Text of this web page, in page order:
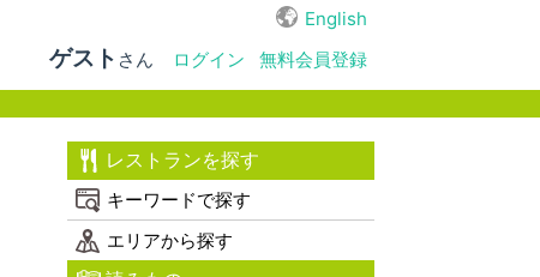
English
ゲスト さん ログイン
無料会員登録
レストランを探す
キーワードで探す
エリアから探す